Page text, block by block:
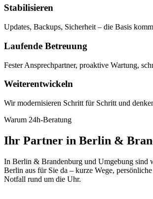
Stabilisieren
Updates, Backups, Sicherheit – die Basis
Laufende Betreuung
Fester Ansprechpartner, proaktive Wartung,
Weiterentwickeln
Wir modernisieren Schritt für Schritt und
Warum 24h-Beratung
Ihr Partner in Berlin &
In Berlin & Brandenburg und Umgebung sind
Berlin aus für Sie da – kurze Wege,
Notfall rund um die Uhr.